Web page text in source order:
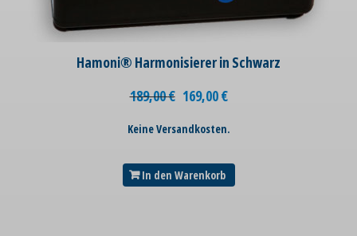
Hamoni® Harmonisierer in Schwarz
189,00€ 169,00€
Keine Versandkosten.
In den Warenkorb